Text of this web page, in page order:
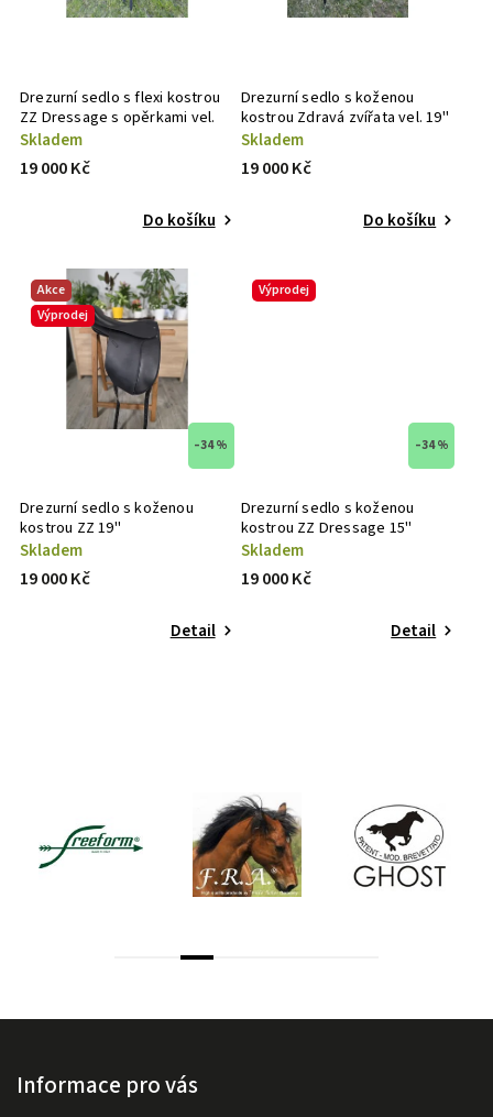
Drezurní sedlo s flexi kostrou
ZZ Dressage s opěrkami vel.
16,5"
Skladem
19 000 Kč
Do košíku
Drezurní sedlo s koženou
kostrou Zdravá zvířata vel. 19"
Skladem
19 000 Kč
Do košíku
Akce
Výprodej
–34 %
Drezurní sedlo s koženou
kostrou ZZ 19"
Skladem
19 000 Kč
Detail
Výprodej
–34 %
Drezurní sedlo s koženou
kostrou ZZ Dressage 15"
Skladem
19 000 Kč
Detail
Informace pro vás